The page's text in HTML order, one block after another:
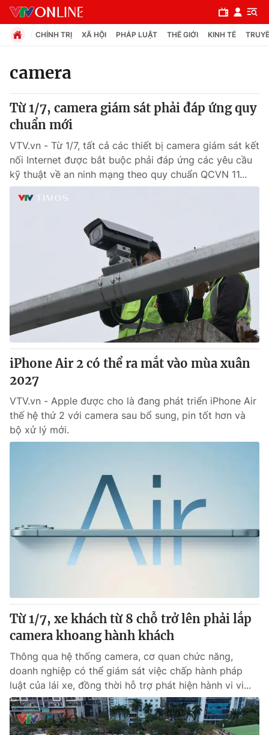
Chuyên mục
Chính trị
Xã hội
Pháp luật
Thế giới đó đây
Câu chuyện quốc tế
Kinh tế
Tài chính
Thị trường
Góc doanh nghiệp
Dữ liệu và đời sống
Truyền hình
Phim VTV
Hậu trường
Nhân vật
Giải trí
Điện ảnh
Đời sống
Chất lượng cuộc sống
Hitech Công nghệ tương lai
Sản phẩm
Tư vấn
Giao lưu trực tuyến
Chuyên mục khác
Emagazine Podcast
Photo Infographic
Video Shorts video
CHÍNH TRỊ XÃ HỘI PHÁP LUẬT THẾ GIỚI KINH TẾ
camera
Từ 1/7, camera giám sát phải đáp ứng quy
chuẩn mới
VTV.vn - Từ 1/7, tất cả các thiết bị camera giám sát kết
nối Internet được bắt buộc phải đáp ứng các yêu cầu
kỹ thuật về an ninh mạng theo quy chuẩn QCVN 11...
iPhone Air 2 có thể ra mắt vào mùa xuân
2027
VTV.vn - Apple được cho là đang phát triển iPhone Air
thế hệ thứ 2 với camera sau bổ sung, pin tốt hơn và
bộ xử lý mới.
Từ 1/7, xe khách từ 8 chỗ trở lên phải lắp
camera khoang hành khách
Thông qua hệ thống camera, cơ quan chức năng,
doanh nghiệp có thể giám sát việc chấp hành pháp
luật của lái xe, đồng thời hỗ trợ phát hiện hành vi vi...